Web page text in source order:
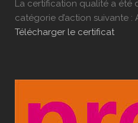
La certification qualité a été
catégorie d’action suivante :
Télécharger le certificat